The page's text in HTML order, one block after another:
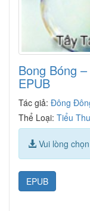
Bong Bóng
EPUB
Tác giả: Đông
Thể Loại: Tiểu
Vui lòng
EPUB